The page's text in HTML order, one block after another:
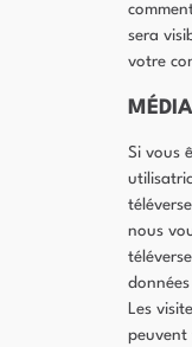
sera
votre
Si vous
nous
Les
peuvent